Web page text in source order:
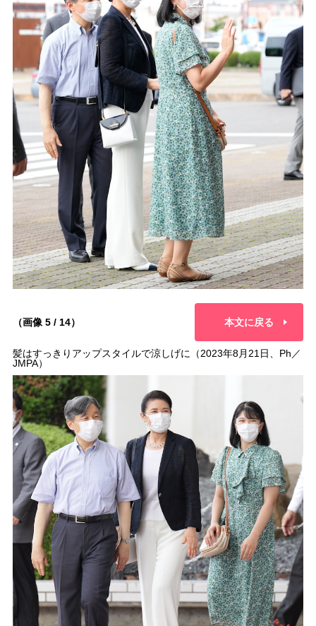
（画像 5 / 14） 本文に戻る
髪はすっきりアップスタイルで涼しげに（2023年8月21日、Ph／
JMPA）